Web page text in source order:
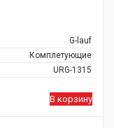
G-lauf
Комплетующие
URG-1315
В корзину